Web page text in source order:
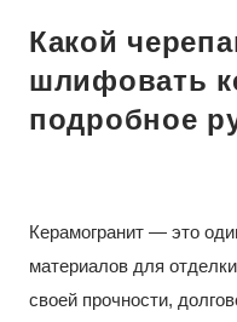
Какой
шлифовать
подробное
Керамогранит — это
материалов для
своей прочности,